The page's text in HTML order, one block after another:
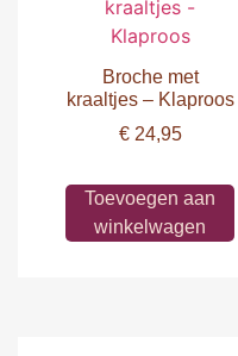
Broche met
kraaltjes – Klaproos
€24,95
Toevoegen aan
winkelwagen